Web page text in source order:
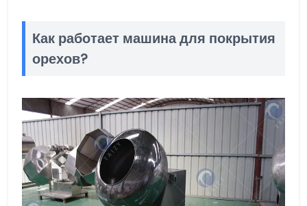
Как работает машина для покрытия
орехов?